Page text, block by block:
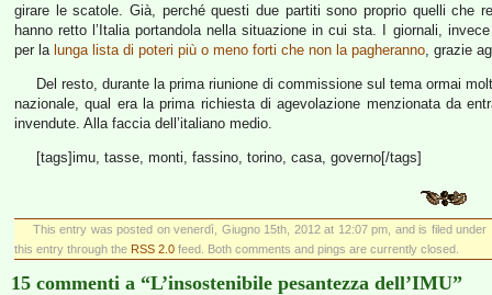
girare le scatole. Già, perché questi due partiti sono proprio quelli che
hanno retto l’Italia portandola nella situazione in cui sta. I giornali,
per la lunga lista di poteri più o meno forti che non la pagheranno, grazie
Del resto, durante la prima riunione di commissione sul tema ormai
nazionale, qual era la prima richiesta di agevolazione menzionata da
invendute. Alla faccia dell’italiano medio.
[tags]imu, tasse, monti, fassino, torino, casa, governo[/tags]
This entry was posted on venerdì, Giugno 15th, 2012 at 12:07 pm, and is filed under
this entry through the RSS 2.0 feed. Both comments and pings are currently closed.
15 commenti a “L’insostenibile pesantezza dell’IMU”